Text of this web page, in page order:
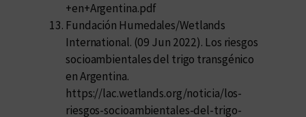
+en+Argentina.pdf
Fundación Humedales/Wetlands
International. (09 Jun 2022). Los riesgos
socioambientales del trigo transgénico
en Argentina.
https://lac.wetlands.org/noticia/los-
riesgos-socioambientales-del-trigo-